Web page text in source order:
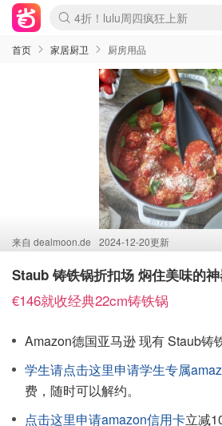
Boticinal 夏促开抢！
4折！lulu周四疯狂上新
还没结束！&OtherStories大促
Joybuy变相75折 随时失效
速领！Stanley独家85折
疑似霸哥！Camper额外叠85折
Zalando 奥莱闪促！每日更新
Moncler反季囤！5折起+叠9折
Coach Brooklyn仅€192
首页 家居厨卫 厨房用品
来自 dealmoon.de 2024-12-20更新
Staub 铸铁锅折扣场 焖住美味的神
€146就收经典22cm铸铁锅
Amazon德国亚马逊 现有 Staub铸
学生请点击这里申请学生专属
费，随时可以解约。
点击这里申请amazon信用卡立减